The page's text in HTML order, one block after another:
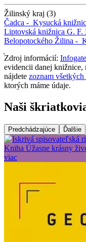
Žilinský kraj (3)
Čadca - Kysucká
Liptovská knižnica G. F.
Belopotockého Žilina -
Zdroj informácií:
evidencii danej knižnice,
nájdete zoznam
ktorých máme údaje.
Naši
Predchádzajúce Ďalšie